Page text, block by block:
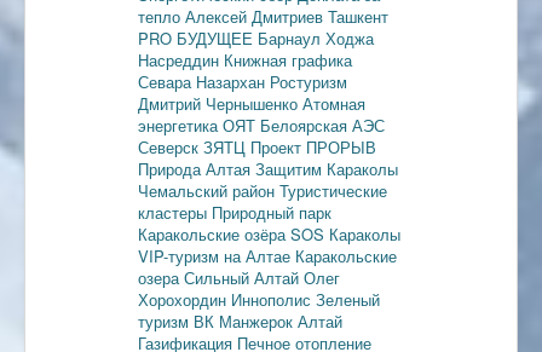
тепло Алексей Дмитриев Ташкент
PRO БУДУЩЕЕ Барнаул Ходжа
Насреддин Книжная графика
Севара Назархан Ростуризм
Дмитрий Чернышенко Атомная
энергетика ОЯТ Белоярская АЭС
Северск ЗЯТЦ Проект ПРОРЫВ
Природа Алтая Защитим Караколы
Чемальский район Туристические
кластеры Природный парк
Каракольские озёра SOS Караколы
VIP-туризм на Алтае Каракольские
озера Сильный Алтай Олег
Хорохордин Иннополис Зеленый
туризм ВК Манжерок Алтай
Газификация Печное отопление